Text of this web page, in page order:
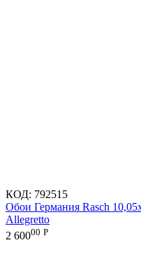
КОД: 792515
Обои Германия Rasch
Allegretto
2 60000 Р